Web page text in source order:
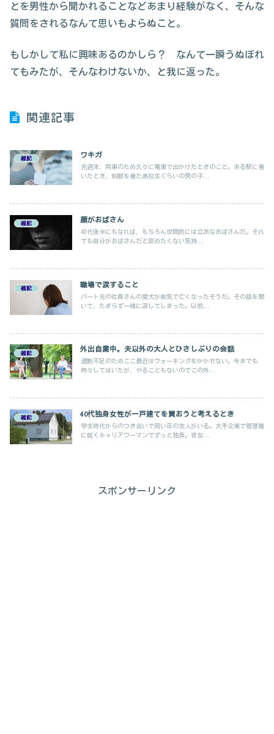
とを男性から聞かれることなどあまり経験がなく、そんな
質問をされるなんて思いもよらぬこと。
もしかして私に興味あるのかしら？ なんて一瞬うぬぼれ
てもみたが、そんなわけないか、と我に返った。
関連記事
雑記
ワキガ
先週末、用事のため久々に電車で出かけたときのこと。ある駅に着
いたとき、制服を着た高校生ぐらいの男の子...
雑記
顔がおばさん
40代後半にもなれば、もちろん世間的には立派なおばさんだ。それ
でも自分がおばさんだと認めたくない気持...
雑記
職場で涙すること
パート先の社員さんの愛犬が病気で亡くなったそうだ。その話を聞
いて、たまらず一緒に涙してしまった。以前...
雑記
外出自粛中。夫以外の大人とひさしぶりの会話
運動不足のためここ最近はウォーキングをかかせない。今までも
時々してはいたが、やることもないのでこの外...
雑記
40代独身女性が一戸建てを買おうと考えるとき
学生時代からのつき合いで同い年の友人がいる。大手企業で管理職
に就くキャリアウーマンでずっと独身。彼女...
スポンサーリンク